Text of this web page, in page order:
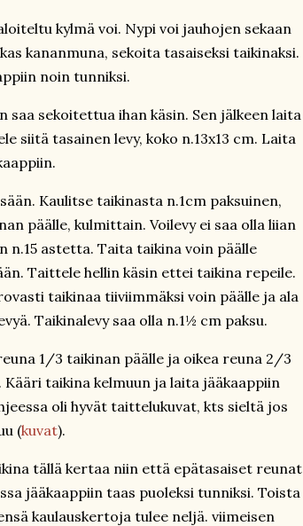
kylmä voi. Nypi voi jauhojen sekaan
kananmuna, sekoita tasaiseksi taikinaksi.
noin tunniksi.
saa sekoitettua ihan käsin. Sen jälkeen laita
siitä tasainen levy, koko n.13x13 cm. Laita
Kaulitse taikinasta n.1cm paksuinen,
päälle, kulmittain. Voilevy ei saa olla liian
astetta. Taita taikina voin päälle
Taittele hellin käsin ettei taikina repeile.
taikinaa tiiviimmäksi voin päälle ja ala
Taikinalevy saa olla n.1½ cm paksu.
1/3 taikinan päälle ja oikea reuna 2/3
taikina kelmuun ja laita jääkaappiin
oli hyvät taittelukuvat, kts sieltä jos
(kuvat).
tällä kertaa niin että epätasaiset reunat
jääkaappiin taas puoleksi tunniksi. Toista
kaulauskertoja tulee neljä. viimeisen